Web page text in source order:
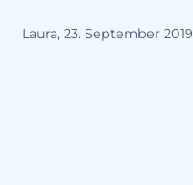
Laura, 23. September 2019